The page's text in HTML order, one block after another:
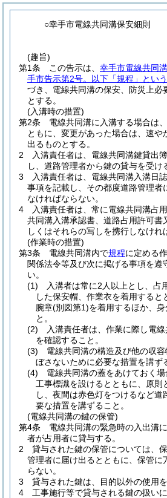
○幸手市電線共同溝保安細則
(趣旨)
第1条
この告示は、 幸手市電線共同
手市告示第2号。以下「規程」とい
づき、電線共同溝の保安、防災上必
とする。
(入溝時の措置)
第2条
電線共同溝に入溝する場合は
ともに、変更があった場合は、速や
出るものとする。
2
入溝責任者は、電線共同溝鍵貸出簿
し、道路管理者から鍵の貸与を受け
3
入溝責任者は、電線共同溝入溝日誌
事項を記載し、その都度道路管理者
なければならない。
4
入溝責任者は、常に電線共同溝占
共同溝入溝承認書、道路占用許可書
しくはそれらの写しを携行しなけれ
(作業時の措置)
第3条
電線共同溝内で規程に定める
関係法令等及び次に掲げる事項を遵
い。
(1)
入溝者は常に2人以上とし、占
した保安帽、作業衣を着用すると
腕章(別図第1)を着用するほか、
と。
(2)
入溝責任者は、作業に際し電
を確認すること。
(3)
電線共同溝の構造及び他の収
ぼさないために必要な措置を講ず
(4)
電線共同溝の蓋をあけておく場
工事標識を設けるとともに、原則
し、夜間は赤色灯をつけるなど道
要な措置を講ずること。
(電線共同溝の鍵の保管)
第4条
電線共同溝の緊急時の入出溝
者が占用者に貸与する。
2
貸与された鍵の保管については、
管理者に届け出るとともに、保管に
らない。
3
貸与された鍵は、目的以外の使用
4
工事施行等で貸与される鍵の扱い